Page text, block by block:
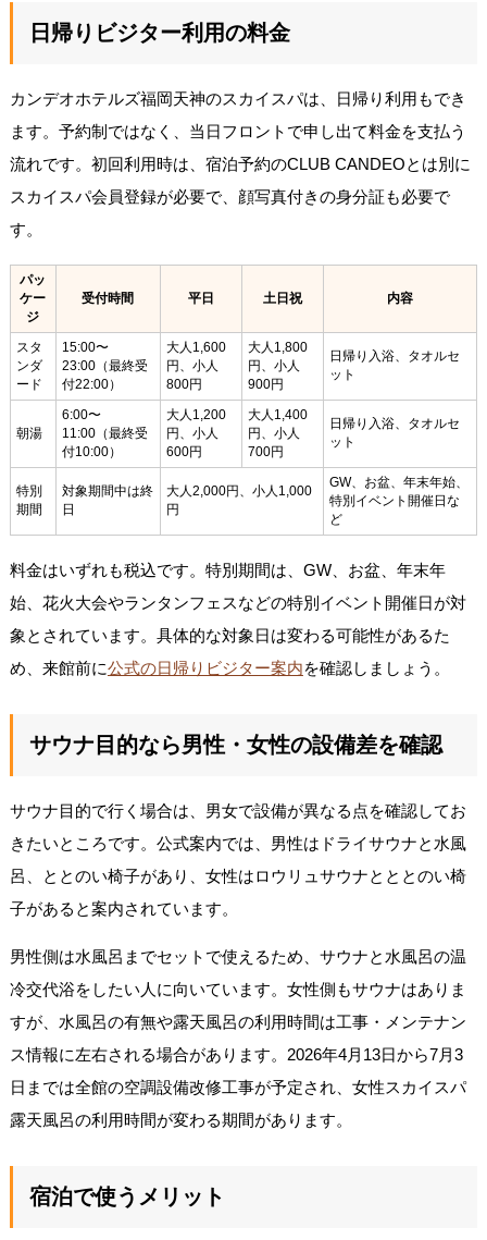
日帰りビジター利用の料金
カンデオホテルズ福岡天神のスカイスパは、日帰り利用もでき
ます。予約制ではなく、当日フロントで申し出て料金を支払う
流れです。初回利用時は、宿泊予約のCLUB CANDEOとは別に
スカイスパ会員登録が必要で、顔写真付きの身分証も必要で
す。
パッ
ケー
ジ
受付時間 平日 土日祝 内容
スタ
ンダ
ード
15:00〜
23:00（最終受
付22:00）
大人1,600
円、小人
800円
大人1,800
円、小人
900円
日帰り入浴、タオルセ
ット
朝湯
6:00〜
11:00（最終受
付10:00）
大人1,200
円、小人
600円
大人1,400
円、小人
700円
日帰り入浴、タオルセ
ット
特別
期間
対象期間中は終
日
大人2,000円、小人1,000
円
GW、お盆、年末年始、
特別イベント開催日な
ど
料金はいずれも税込です。特別期間は、GW、お盆、年末年
始、花火大会やランタンフェスなどの特別イベント開催日が対
象とされています。具体的な対象日は変わる可能性があるた
め、来館前に公式の日帰りビジター案内を確認しましょう。
サウナ目的なら男性・女性の設備差を確認
サウナ目的で行く場合は、男女で設備が異なる点を確認してお
きたいところです。公式案内では、男性はドライサウナと水風
呂、ととのい椅子があり、女性はロウリュサウナとととのい椅
子があると案内されています。
男性側は水風呂までセットで使えるため、サウナと水風呂の温
冷交代浴をしたい人に向いています。女性側もサウナはありま
すが、水風呂の有無や露天風呂の利用時間は工事・メンテナン
ス情報に左右される場合があります。2026年4月13日から7月3
日までは全館の空調設備改修工事が予定され、女性スカイスパ
露天風呂の利用時間が変わる期間があります。
宿泊で使うメリット